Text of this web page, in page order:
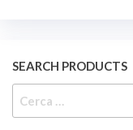
SEARCH PRODUCTS